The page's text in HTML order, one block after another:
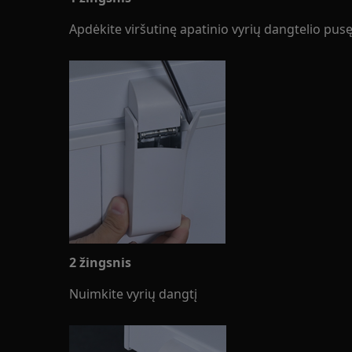
Apdėkite viršutinę apatinio vyrių dangtelio
2 žingsnis
Nuimkite vyrių dangtį